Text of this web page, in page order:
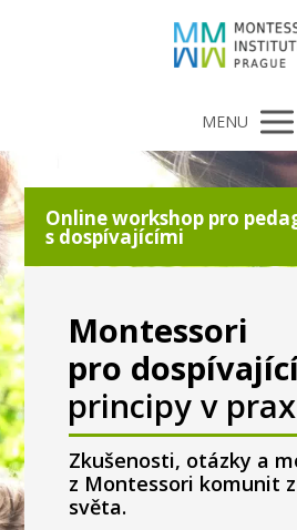
MENU
Online workshop pro
s dospívajícími
Montessori
pro
principy v
Zkušenosti, otázky a
z Montessori komunit
světa.